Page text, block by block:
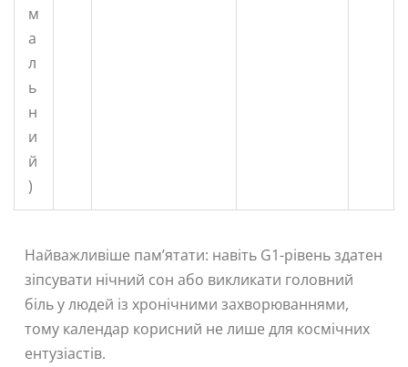
м
а
л
ь
н
и
й
)
Найважливіше пам’ятати: навіть G1-рівень здатен
зіпсувати нічний сон або викликати головний
біль у людей із хронічними захворюваннями,
тому календар корисний не лише для космічних
ентузіастів.